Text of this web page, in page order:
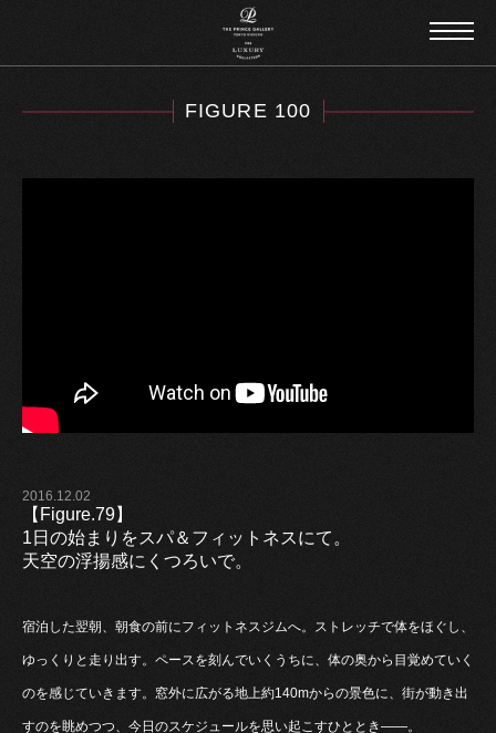
FIGURE 100
2016.12.02
【Figure.79】
1日の始まりをスパ＆フィットネスにて。
天空の浮揚感にくつろいで。
宿泊した翌朝、朝食の前にフィットネスジムへ。ストレッチで体をほぐし、
ゆっくりと走り出す。ペースを刻んでいくうちに、体の奥から目覚めていく
のを感じていきます。窓外に広がる地上約140mからの景色に、街が動き出
すのを眺めつつ、今日のスケジュールを思い起こすひととき――。